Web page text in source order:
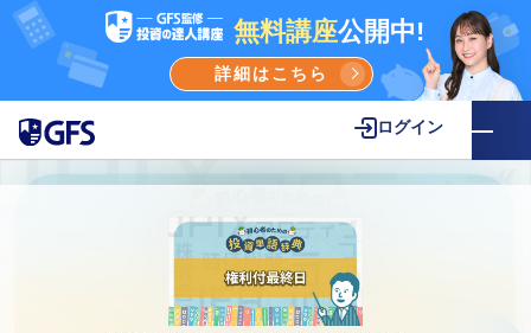
無料講座公開中!
詳細はこちら
ログイン